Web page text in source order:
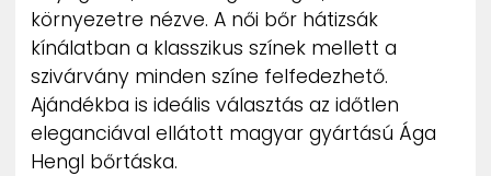
környezetre nézve. A női bőr hátizsák
kínálatban a klasszikus színek mellett a
szivárvány minden színe felfedezhető.
Ajándékba is ideális választás az időtlen
eleganciával ellátott magyar gyártású Ága
Hengl bőrtáska.